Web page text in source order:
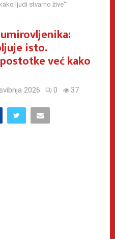
ljudi stvarno žive“
isto.
već kako
2026 0 37